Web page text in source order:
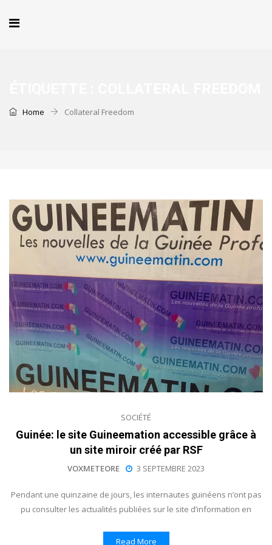
Home Collateral Freedom
SOCIÉTÉ
Guinée: le site Guineemation accessible grâce à
un site miroir créé par RSF
VOXMETEORE 3 SEPTEMBRE 2023
Pendant une quinzaine de jours, les internautes guinéens n’ont pas
pu consulter les actualités publiées sur le site d’information en
Read More